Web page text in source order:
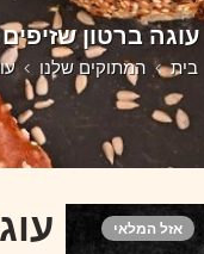
עוגה ברטון
בית המתוקים שלנו
אזל המלאי